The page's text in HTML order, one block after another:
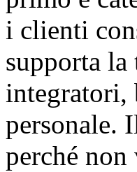
i clienti
supporta
integratori,
personale.
perché